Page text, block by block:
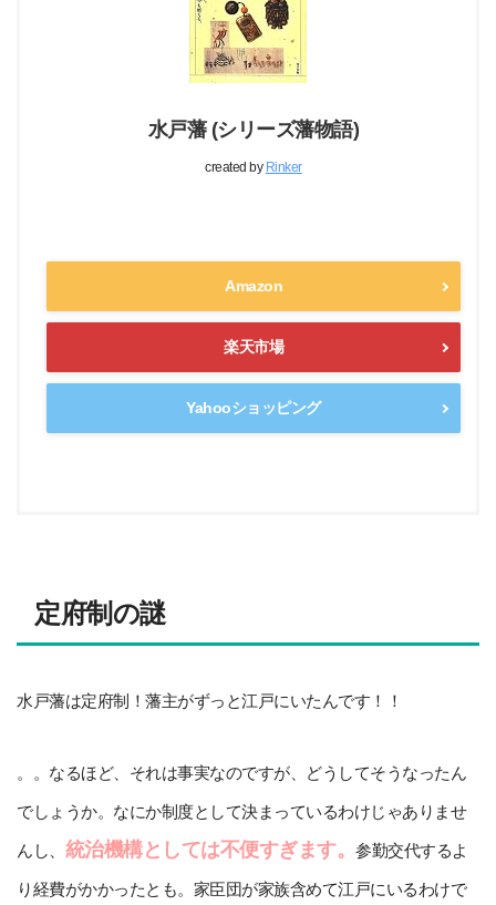
水戸藩 (シリーズ藩物語)
created by Rinker
Amazon
楽天市場
Yahooショッピング
定府制の謎
水戸藩は定府制！藩主がずっと江戸にいたんです！！
。。なるほど、それは事実なのですが、どうしてそうなったん
でしょうか。なにか制度として決まっているわけじゃありませ
んし、 統治機構としては不便すぎます。 参勤交代するよ
り経費がかかったとも。家臣団が家族含めて江戸にいるわけで